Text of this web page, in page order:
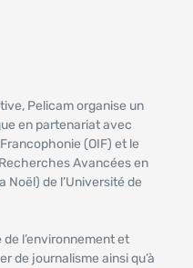
Pelicam organise un
en partenariat avec
(OIF) et le
Avancées en
Noël) de l’Université de
l’environnement et
de journalisme ainsi qu’à